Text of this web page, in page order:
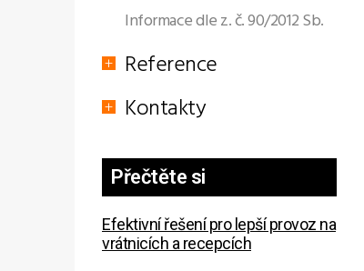
Informace dle z. č. 90/2012 Sb.
Reference
Kontakty
Přečtěte si
Efektivní řešení pro lepší provoz na
vrátnicích a recepcích